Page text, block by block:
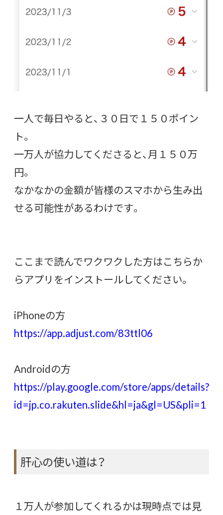
一人で毎日やると、３０日で１５０ポイン
ト。
一万人が協力してくださると、月１５０万
円。
なかなかの金額が皆様のスマホから生み出
せる可能性があるわけです。
ここまで読んでワクワクした方はこちらか
らアプリをインストールしてください。
iPhoneの方
https://app.adjust.com/83ttl06
Androidの方
https://play.google.com/store/apps/details?
id=jp.co.rakuten.slide&hl=ja&gl=US&pli=1
肝心の使い道は？
１万人が参加してくれるかは現時点では見